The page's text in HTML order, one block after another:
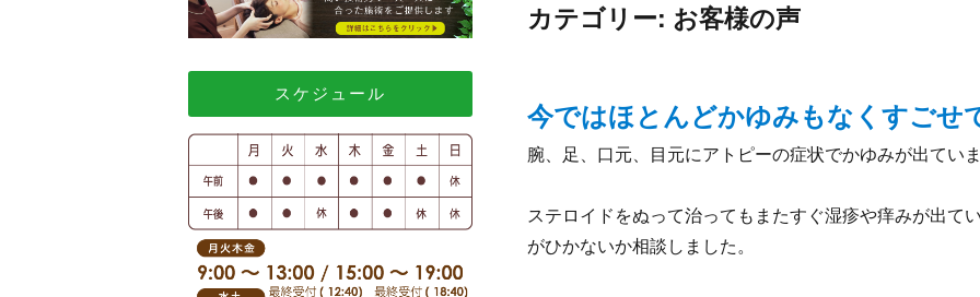
カテゴリー: お客様の声
今ではほとんどかゆみもなくすごせ
腕、足、口元、目元にアトピーの症状でかゆみが出てい
ステロイドをぬって治ってもまたすぐ湿疹や痒みが出て
がひかないか相談しました。
スケジュール